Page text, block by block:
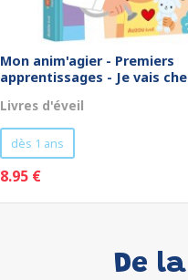
Mon anim'agier - Premiers
apprentissages - Je vais
Livres d'éveil
dès 1 ans
8.95 €
De